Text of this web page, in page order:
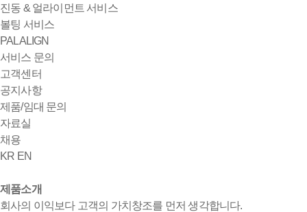
진동 & 얼라이먼트 서비스
볼팅 서비스
PALALIGN
서비스 문의
고객센터
공지사항
제품/임대 문의
자료실
채용
KR EN
제품소개
회사의 이익보다 고객의 가치창조를 먼저 생각합니다.